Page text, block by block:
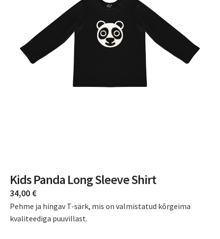
Kids Panda Long Sleeve Shirt
34,00 €
Pehme ja hingav T-särk, mis on valmistatud kõrgeima
kvaliteediga puuvillast.